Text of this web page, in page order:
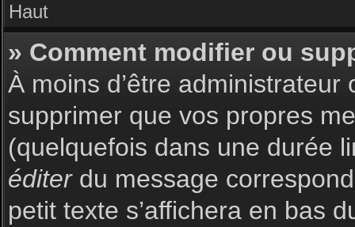
Haut
» Comment modifier ou
À moins d’être
supprimer que vos propres
(quelquefois dans une durée
éditerdu message
petit texte s’affichera en bas